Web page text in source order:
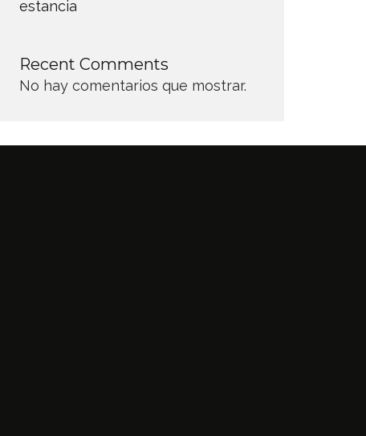
estancia
Recent Comments
No hay comentarios que mostrar.